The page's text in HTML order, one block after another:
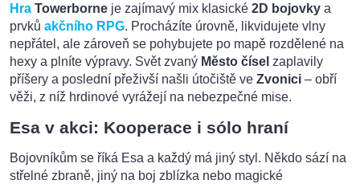
Hra Towerborne je zajímavý mix klasické 2D bojovky a
prvků akčního RPG. Procházíte úrovně, likvidujete vlny
nepřátel, ale zároveň se pohybujete po mapě rozdělené na
hexy a plníte výpravy. Svět zvaný Město čísel zaplavily
příšery a poslední přeživší našli útočiště ve Zvonici – obří
věži, z níž hrdinové vyrážejí na nebezpečné mise.
Esa v akci: Kooperace i sólo hraní
Bojovníkům se říká Esa a každý má jiný styl. Někdo sází na
střelné zbraně, jiný na boj zblízka nebo magické